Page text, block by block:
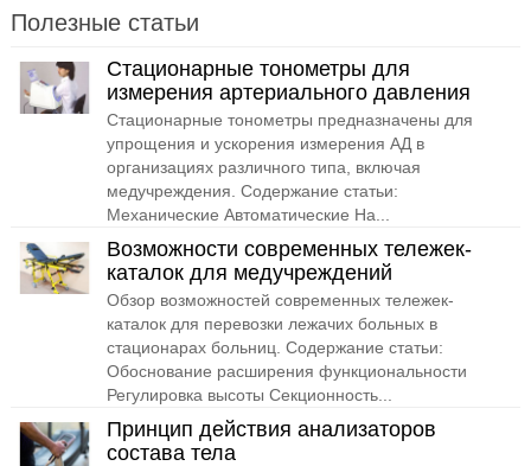
Полезные статьи
Стационарные тонометры для
измерения артериального давления
Стационарные тонометры предназначены для
упрощения и ускорения измерения АД в
организациях различного типа, включая
медучреждения. Содержание статьи:
Механические Автоматические На...
Возможности современных тележек-
каталок для медучреждений
Обзор возможностей современных тележек-
каталок для перевозки лежачих больных в
стационарах больниц. Содержание статьи:
Обоснование расширения функциональности
Регулировка высоты Секционность...
Принцип действия анализаторов
состава тела